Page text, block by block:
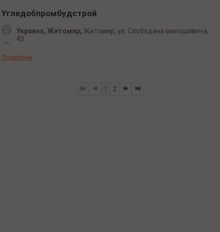
Угледобпромбудстрой
Украина, Житомир, Житомир, ул. Слободана милошивича,
43
Подробнее
1 2